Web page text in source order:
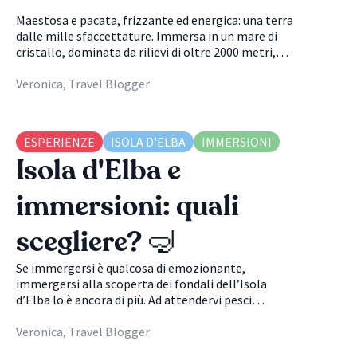
Maestosa e pacata, frizzante ed energica: una terra
dalle mille sfaccettature. Immersa in un mare di
cristallo, dominata da rilievi di oltre 2000 metri,
di splendide cittadelle storiche nelle quali
Cap Corse, è senz’altro il più selvaggio e poco
battuto dal turismo di massa ed è possibile, anche
in alta stagione, ritagliarsi alcuni spazi per godersi
al massimo la tranquillità del posto. Se avete
optato per questa parte dell’isola ci sono alcune
mete che non potete proprio fare a meno di
visitare! Continua a leggere per conoscerli tutti👇🏼
Veronica, Travel Blogger
ESPERIENZE ISOLA D'ELBA IMMERSIONI
Isola d'Elba e
immersioni: quali
scegliere? 🤿
Se immergersi è qualcosa di emozionante,
immergersi alla scoperta dei fondali dell’Isola
d’Elba lo è ancora di più. Ad attendervi pesci
colori sensazionali. Ogni lato dell’isola regala
Veronica, Travel Blogger